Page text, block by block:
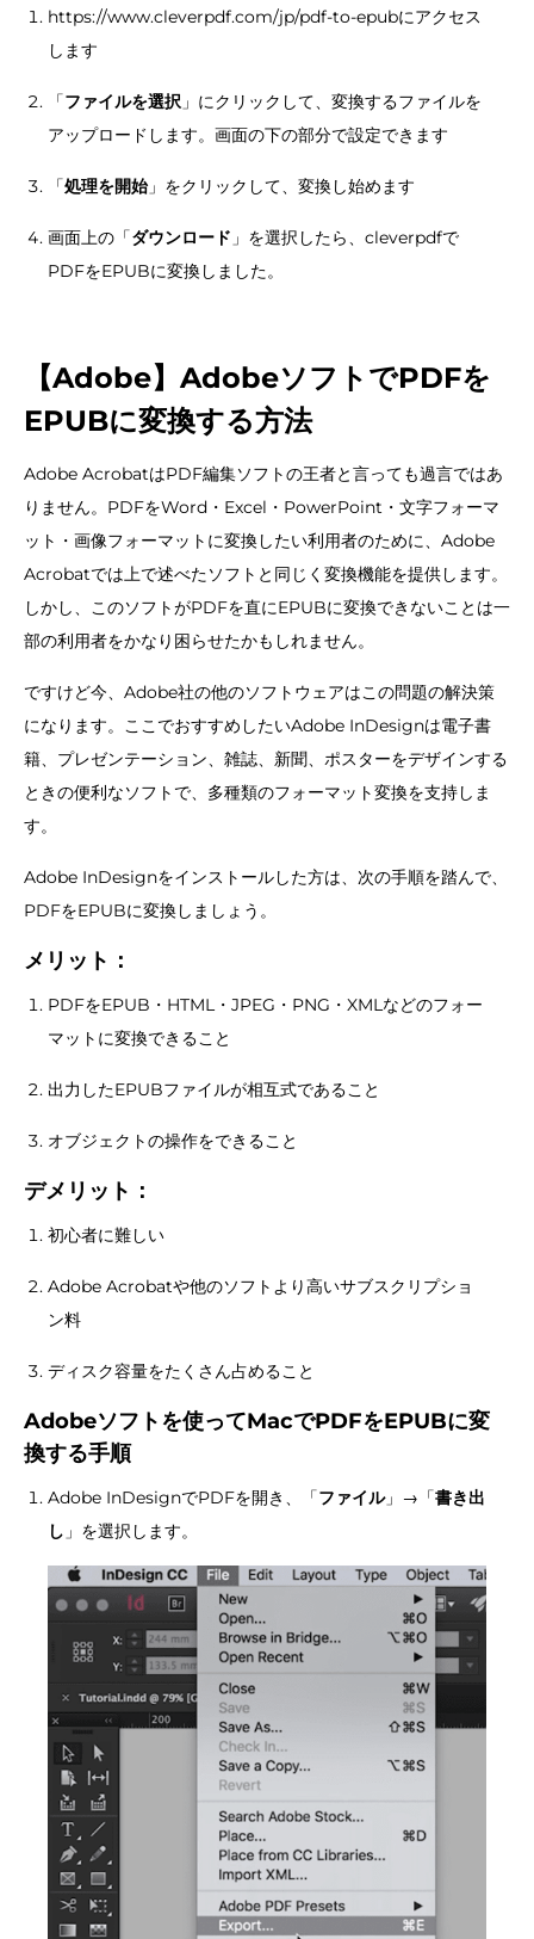
https://www.cleverpdf.com/jp/pdf-to-epubにアクセス
します
「ファイルを選択 」にクリックして、変換するファイルを
アップロードします。画面の下の部分で設定できます
「処理を開始」をクリックして、変換し始めます
画面上の「ダウンロード 」を選択したら、cleverpdfで
PDFをEPUBに変換しました。
【Adobe】AdobeソフトでPDFを
EPUBに変換する方法
Adobe AcrobatはPDF編集ソフトの王者と言っても過言ではあ
りません。PDFをWord・Excel・PowerPoint・文字フォーマ
ット・画像フォーマットに変換したい利用者のために、Adobe
Acrobatでは上で述べたソフトと同じく変換機能を提供します。
しかし、このソフトがPDFを直にEPUBに変換できないことは一
部の利用者をかなり困らせたかもしれません。
ですけど今、Adobe社の他のソフトウェアはこの問題の解決策
になります。ここでおすすめしたいAdobe InDesignは電子書
籍、プレゼンテーション、雑誌、新聞、ポスターをデザインする
ときの便利なソフトで、多種類のフォーマット変換を支持しま
す。
Adobe InDesignをインストールした方は、次の手順を踏んで、
PDFをEPUBに変換しましょう。
メリット：
PDFをEPUB・HTML・JPEG・PNG・XMLなどのフォー
マットに変換できること
出力したEPUBファイルが相互式であること
オブジェクトの操作をできること
デメリット：
初心者に難しい
Adobe Acrobatや他のソフトより高いサブスクリプショ
ン料
ディスク容量をたくさん占めること
Adobeソフトを使ってMacでPDFをEPUBに変
換する手順
Adobe InDesignでPDFを開き、「ファイル」→「書き出
し 」を選択します。